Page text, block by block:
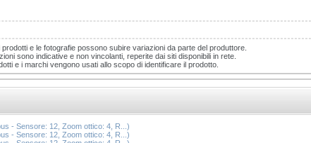
e le fotografie possono subire variazioni da parte del produttore.
sono indicative e non vincolanti, reperite dai siti disponibili in rete.
e i marchi vengono usati allo scopo di identificare il prodotto.
- Sensore: 12, Zoom ottico: 4, R...)
- Sensore: 12, Zoom ottico: 4, R...)